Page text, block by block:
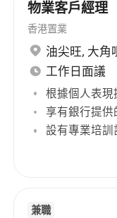
物業客戶經理
香港置業
油尖旺, 大角
工作日面議
根據個人表
享有銀行提
設有專業培
兼職